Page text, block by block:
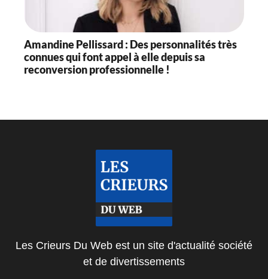
Amandine Pellissard : Des personnalités très
connues qui font appel à elle depuis sa
reconversion professionnelle !
Les Crieurs Du Web est un site d'actualité société
et de divertissements